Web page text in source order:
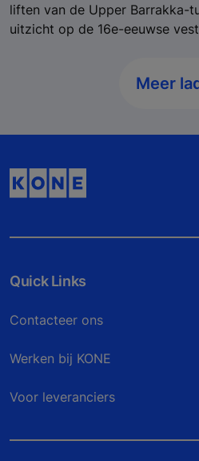
liften van de Upper Barrakka-
uitzicht op de 16e-eeuwse
Meer
Quick Links
Contacteer ons
Werken bij KONE
Voor leveranciers